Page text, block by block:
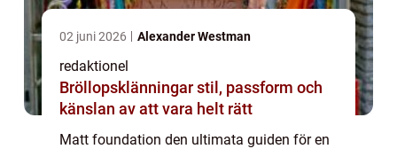
02 juni 2026 Alexander Westman
redaktionel
Bröllopsklänningar stil, passform och
känslan av att vara helt rätt
Matt foundation den ultimata guiden för en